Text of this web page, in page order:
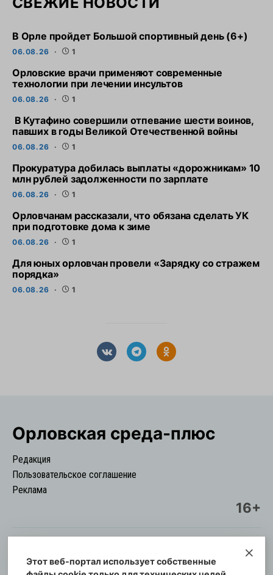
В Орле пройдет Большой спортивный день (6+)
06.08.26 1
Орловские врачи применяют современные
технологии при лечении инсультов
06.08.26 1
В Кутафино совершили отпевание шести воинов,
павших в годы Великой Отечественной войны
06.08.26 1
Прокуратура добилась выплаты «дорожникам» 10
млн рублей задолженности по зарплате
06.08.26 1
Орловчанам рассказали, что обязана сделать УК
при подготовке дома к зиме
06.08.26 1
Для юных орловчан провели «Зарядку со стражем
порядка»
06.08.26 1
Орловская cреда-плюс
Редакция
Пользовательское соглашение
Реклама
16+
© Информационный городской портал
Этот веб-портал использует собственные